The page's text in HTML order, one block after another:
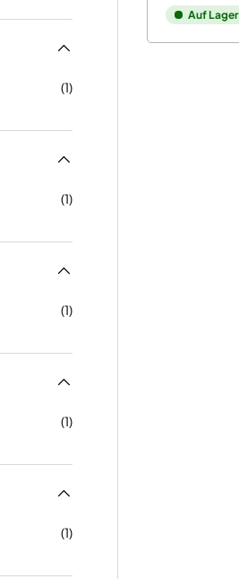
(1)
(1)
(1)
(1)
(1)
Auf Lager